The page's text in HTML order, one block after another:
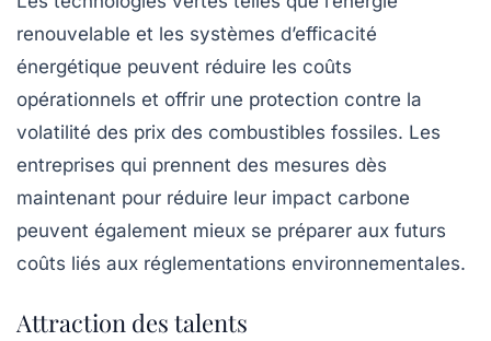
renouvelable et les systèmes d’efficacité
énergétique peuvent réduire les coûts
opérationnels et offrir une protection contre la
volatilité des prix des combustibles fossiles. Les
entreprises qui prennent des mesures dès
maintenant pour réduire leur impact carbone
peuvent également mieux se préparer aux futurs
coûts liés aux réglementations environnementales.
Attraction des talents